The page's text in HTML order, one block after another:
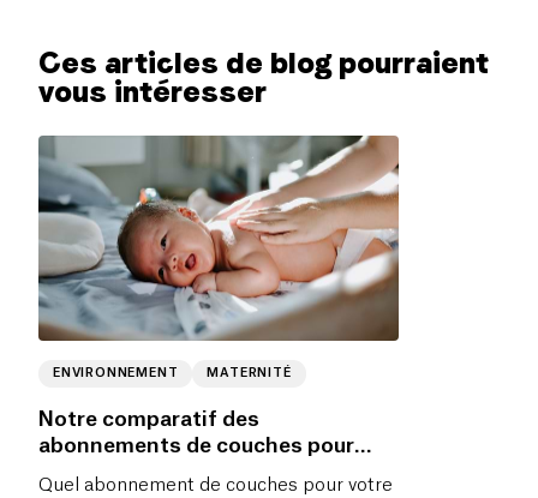
Ces articles de blog pourraient
vous intéresser
ENVIRONNEMENT MATERNITÉ
Notre comparatif des
abonnements de couches pour
bébés
Quel abonnement de couches pour votre